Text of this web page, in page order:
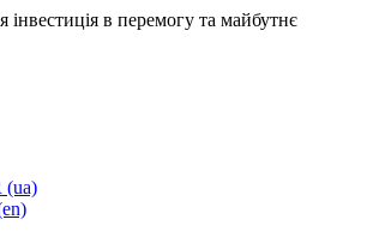
інвестиція в перемогу та майбутнє